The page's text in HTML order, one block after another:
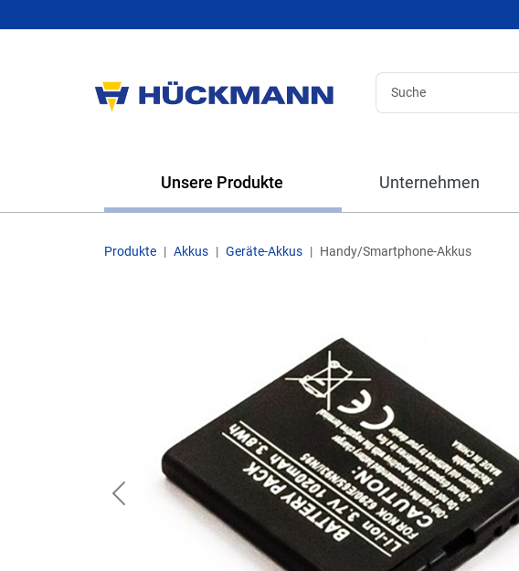
Unsere Produkte Unternehmen
Produkte Akkus Geräte-Akkus Handy/Smartphone-Akkus
Previous